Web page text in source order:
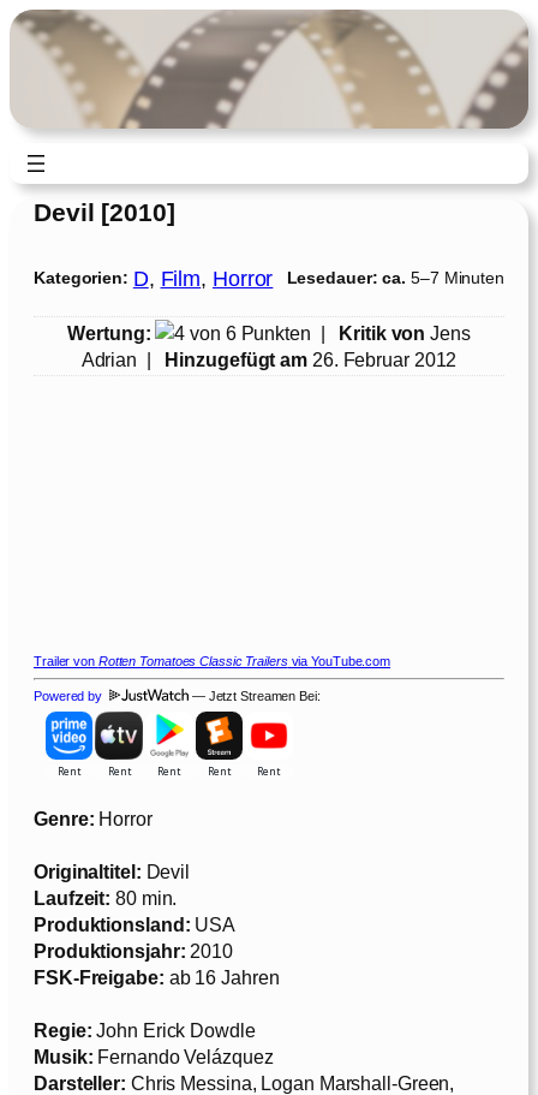
Zum
Inhalt
springen
Devil [2010]
Kategorien: D, Film, Horror Lesedauer: ca. 5–7 Minuten
Wertung: | Kritik von Jens
Adrian | Hinzugefügt am 26. Februar 2012
Trailer von Rotten Tomatoes Classic Trailersvia YouTube.com
Powered by — Jetzt Streamen Bei:
Genre: Horror
Originaltitel: Devil
Laufzeit: 80 min.
Produktionsland: USA
Produktionsjahr: 2010
FSK-Freigabe: ab 16 Jahren
Regie: John Erick Dowdle
Musik: Fernando Velázquez
Darsteller: Chris Messina, Logan Marshall-Green,